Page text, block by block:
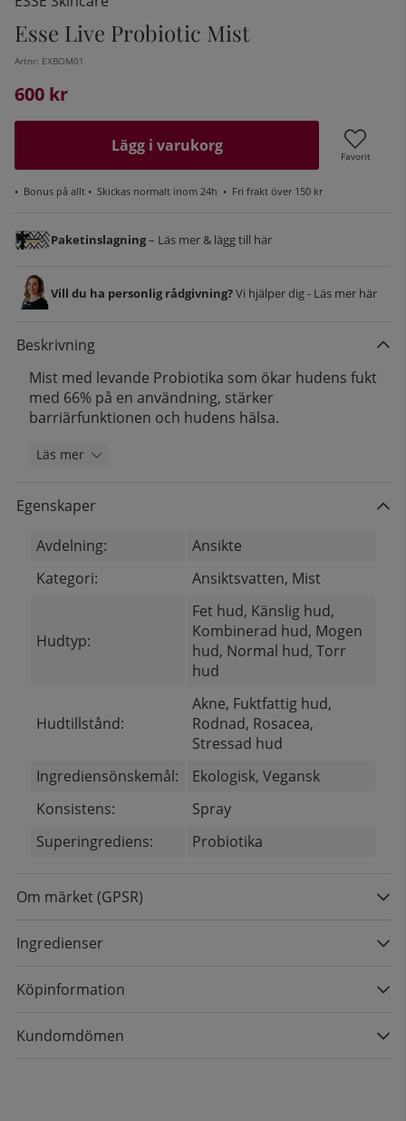
Esse Live Probiotic Mist
Artnr: EXBOM01
600 kr
Lägg i varukorg
Favorit
• Bonus på allt • Skickas normalt inom 24h • Fri frakt över 150 kr
Paketinslagning– Läs mer & lägg till här
Vill du ha personlig rådgivning?Vi hjälper dig - Läs mer här
Beskrivning
Mist med levande Probiotika som ökar hudens fukt
med 66% på en användning, stärker
barriärfunktionen och hudens hälsa.
Läs mer
Egenskaper
Avdelning:
Ansikte
Kategori:
Ansiktsvatten, Mist
Hudtyp:
Fet hud, Känslig hud,
Kombinerad hud, Mogen
hud, Normal hud, Torr
hud
Hudtillstånd:
Akne, Fuktfattig hud,
Rodnad, Rosacea,
Stressad hud
Ingrediensönskemål:
Ekologisk, Vegansk
Konsistens:
Spray
Superingrediens:
Probiotika
Om märket (GPSR)
Ingredienser
Köpinformation
Kundomdömen